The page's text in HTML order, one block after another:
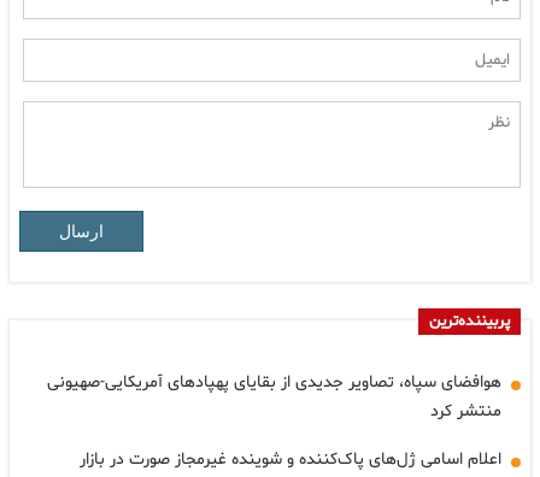
ارسال
پربیننده‌ترین
هوافضای سپاه، تصاویر جدیدی از بقایای پهپادهای آمریکایی-صهیونی
منتشر کرد
اعلام اسامی ژل‌های پاک‌کننده و شوینده غیرمجاز صورت در بازار